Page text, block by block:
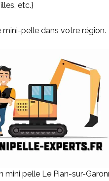
etc.}
pelle dans votre région.
mini pelle Le Pian-sur-